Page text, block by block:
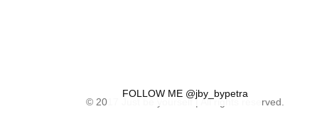
FOLLOW ME @jby_bypetra
© 2017 Just be yourself | All rights reserved.